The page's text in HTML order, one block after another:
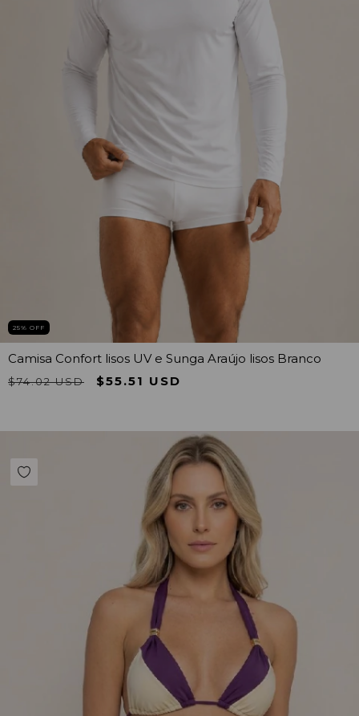
25% OFF
Camisa Confort lisos UV e Sunga Araújo lisos Branco
$74.02 USD $55.51 USD